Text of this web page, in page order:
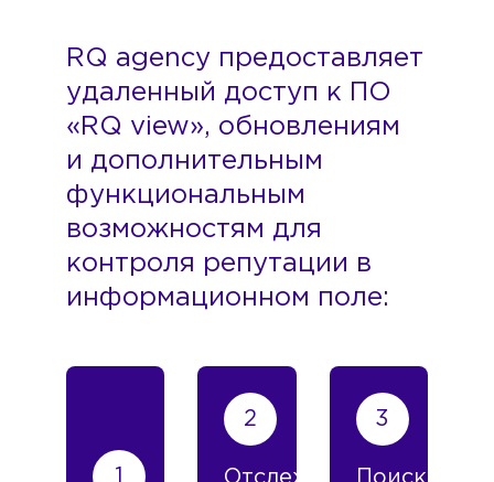
RQ agency предоставляет
удаленный доступ к ПО
«RQ view», обновлениям
и дополнительным
функциональным
возможностям для
контроля репутации в
информационном поле:
ОтслеживаниеПоиск